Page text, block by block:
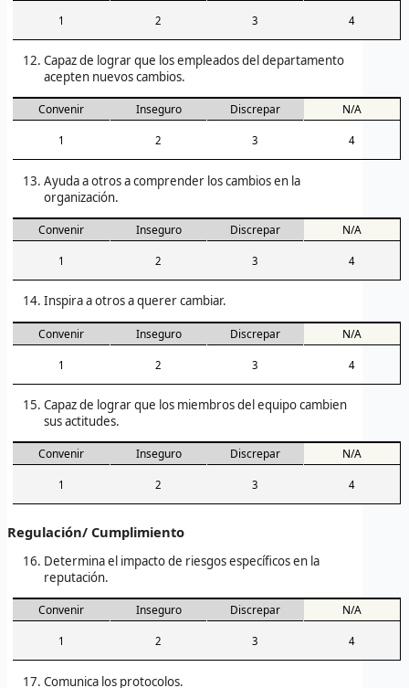
1 2 3 4
Capaz de lograr que los empleados del departamento
acepten nuevos cambios.
Convenir Inseguro Discrepar N/A
1 2 3 4
Ayuda a otros a comprender los cambios en la
organización.
Convenir Inseguro Discrepar N/A
1 2 3 4
Inspira a otros a querer cambiar.
Convenir Inseguro Discrepar N/A
1 2 3 4
Capaz de lograr que los miembros del equipo cambien
sus actitudes.
Convenir Inseguro Discrepar N/A
1 2 3 4
Regulación/ Cumplimiento
Determina el impacto de riesgos específicos en la
reputación.
Convenir Inseguro Discrepar N/A
1 2 3 4
Comunica los protocolos.